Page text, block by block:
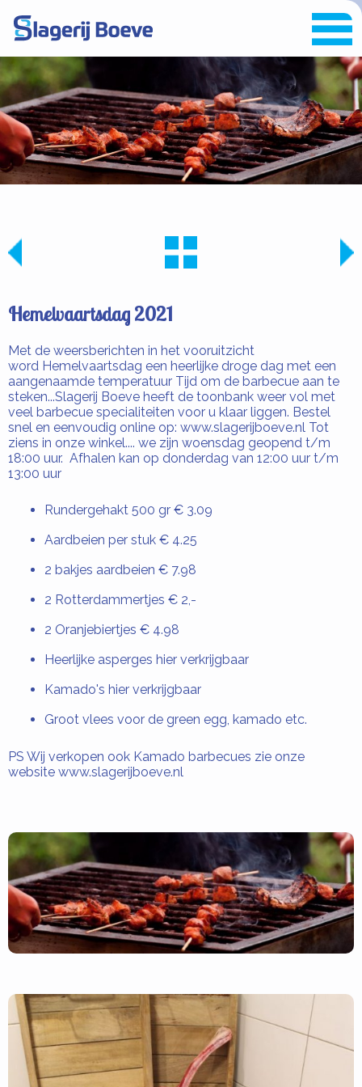
Hemelvaartsdag 2021
Met de weersberichten in het vooruitzicht
word Hemelvaartsdag een heerlijke droge dag met een
aangenaamde temperatuur Tijd om de barbecue aan te
steken...Slagerij Boeve heeft de toonbank weer vol met
veel barbecue specialiteiten voor u klaar liggen. Bestel
snel en eenvoudig online op: www.slagerijboeve.nl Tot
ziens in onze winkel.... we zijn woensdag geopend t/m
18:00 uur. Afhalen kan op donderdag van 12:00 uur t/m
13:00 uur
Rundergehakt 500 gr € 3.09
Aardbeien per stuk € 4.25
2 bakjes aardbeien € 7.98
2 Rotterdammertjes € 2,-
2 Oranjebiertjes € 4.98
Heerlijke asperges hier verkrijgbaar
Kamado's hier verkrijgbaar
Groot vlees voor de green egg, kamado etc.
PS Wij verkopen ook Kamado barbecues zie onze
website www.slagerijboeve.nl